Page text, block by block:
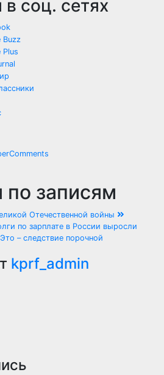
соц. сетях
по записям
Отечественной войны
по зарплате в России выросли
– следствие порочной
kprf_admin